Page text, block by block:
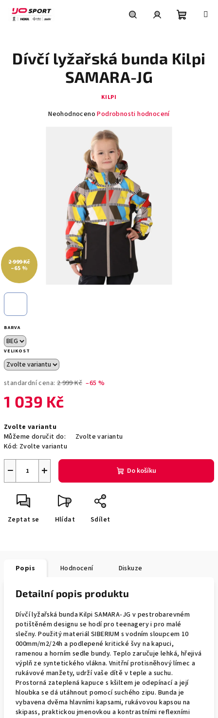
obsah
košík
BARVA
VELIKOST
standardní cena: 2 999 Kč –65 %
1 039 Kč
cena:
Zvolte variantu
Můžeme doručit do:
Zvolte variantu
Kód: Zvolte variantu
+
− Do košíku
Zeptat se Hlídat Sdílet
Dívčí lyžařská bunda Kilpi
SAMARA-JG
KILPI
Průměrné
hvězdiček.
Neohodnoceno Podrobnosti hodnocení
2 999 Kč
–65 %
Popis Hodnocení Diskuze
Detailní popis produktu
Dívčí lyžařská bunda Kilpi SAMARA-JG v pestrobarevném
potištěném designu se hodí pro teenagery i pro malé
slečny. Použitý materiál SIBERIUM s vodním sloupcem 10
000mm/m2/24h a podlepené kritické švy na kapuci,
ramenou a horním sedle bundy. Teplo zaručuje lehká, hřejivá
výplň ze syntetického vlákna. Vnitřní protisněhový límec a
rukávové manžety, udrží vaše dítě v teple a suchu.
Prostorná zateplená kapuce s kšiltem je odepínací a její
hloubka se dá utáhnout pomocí suchého zipu. Bunda je
vybavena dvěma hlavními kapsami, rukávovou kapsou na
skipass, praktickou jmenovkou a kontrastními reflexními